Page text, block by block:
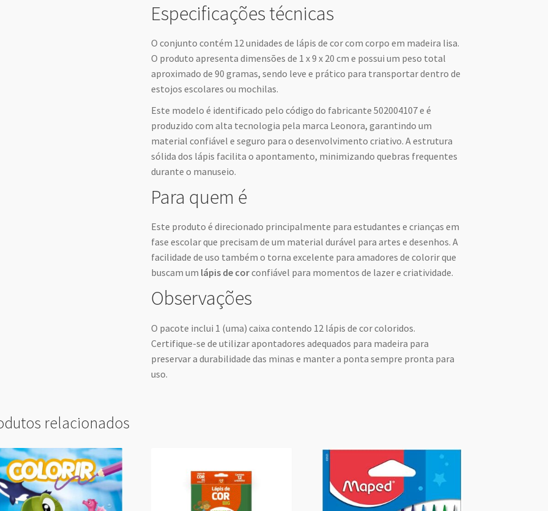
Especificações técnicas
O conjunto contém 12 unidades de lápis de cor com corpo em madeira lisa.
O produto apresenta dimensões de 1 x 9 x 20 cm e possui um peso total
aproximado de 90 gramas, sendo leve e prático para transportar dentro de
estojos escolares ou mochilas.
Este modelo é identificado pelo código do fabricante 502004107 e é
produzido com alta tecnologia pela marca Leonora, garantindo um
material confiável e seguro para o desenvolvimento criativo. A estrutura
sólida dos lápis facilita o apontamento, minimizando quebras frequentes
durante o manuseio.
Para quem é
Este produto é direcionado principalmente para estudantes e crianças em
fase escolar que precisam de um material durável para artes e desenhos. A
facilidade de uso também o torna excelente para amadores de colorir que
buscam um lápis de corconfiável para momentos de lazer e criatividade.
Observações
O pacote inclui 1 (uma) caixa contendo 12 lápis de cor coloridos.
Certifique-se de utilizar apontadores adequados para madeira para
preservar a durabilidade das minas e manter a ponta sempre pronta para
uso.
relacionados